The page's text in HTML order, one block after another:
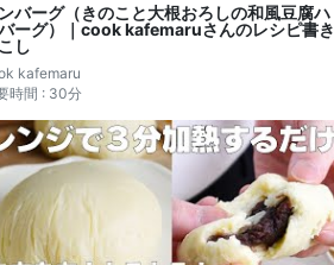
バーグ（きのこと大根おろしの和風豆腐ハ
ーグ）｜cook kafemaruさんのレシピ書き
し
kafemaru
時間 : 30分